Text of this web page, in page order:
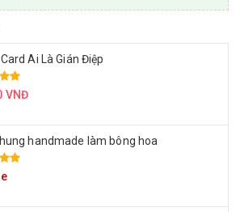
Ai Là Gián Điệp
VNĐ
handmade làm bông hoa